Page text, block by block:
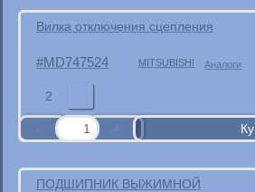
Вилка отключения сцепления
MD747524 MITSUBISHI Аналоги
2
ПОДШИПНИК ВЫЖИМНОЙ